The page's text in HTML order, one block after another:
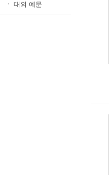
ㆍ 대외 예문